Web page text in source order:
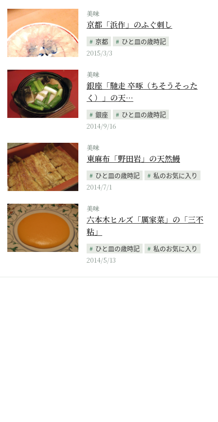
美味
京都「浜作」のふぐ刺し
京都
ひと皿の歳時記
2015/3/3
美味
銀座「馳走 卒啄（ちそうそった
く）」の天…
銀座
ひと皿の歳時記
2014/9/16
美味
東麻布「野田岩」の天然鰻
ひと皿の歳時記
私のお気に入り
2014/7/1
美味
六本木ヒルズ「厲家菜」の「三不
粘」
ひと皿の歳時記
私のお気に入り
2014/5/13